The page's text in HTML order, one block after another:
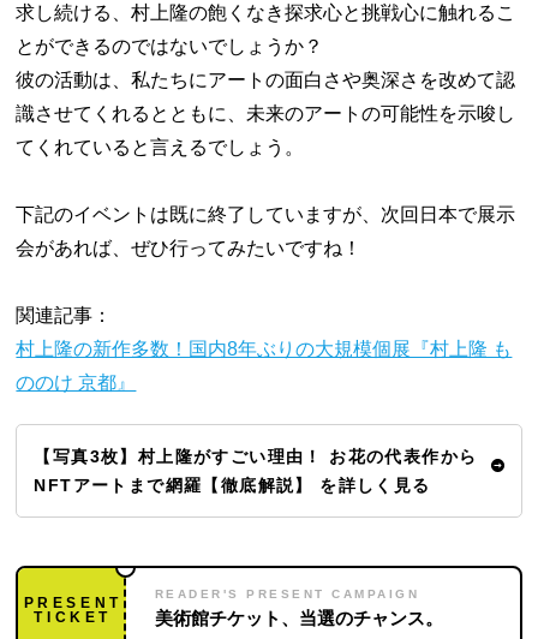
求し続ける、村上隆の飽くなき探求心と挑戦心に触れるこ
とができるのではないでしょうか？
彼の活動は、私たちにアートの面白さや奥深さを改めて認
識させてくれるとともに、未来のアートの可能性を示唆し
てくれていると言えるでしょう。
下記のイベントは既に終了していますが、次回日本で展示
会があれば、ぜひ行ってみたいですね！
関連記事：
村上隆の新作多数！国内8年ぶりの大規模個展『村上隆 も
ののけ 京都』
【写真3枚】村上隆がすごい理由！ お花の代表作から
NFTアートまで網羅【徹底解説】 を詳しく見る
PRESENT
TICKET
READER'S PRESENT CAMPAIGN
美術館チケット、当選のチャンス。